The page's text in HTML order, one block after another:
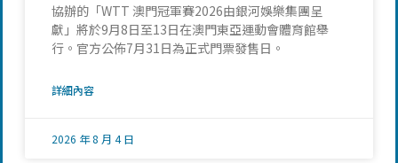
協辦的「WTT 澳門冠軍賽2026由銀河娛樂集團呈
獻」將於9月8日至13日在澳門東亞運動會體育館舉
行。官方公佈7月31日為正式門票發售日。
詳細內容
2026 年 8 月 4 日